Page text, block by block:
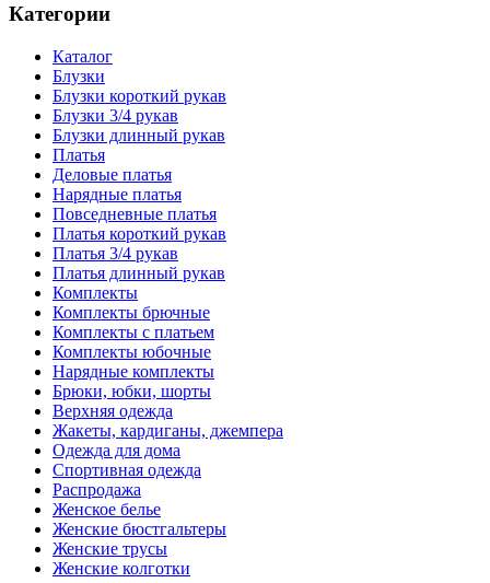
Категории
Каталог
Блузки
Блузки короткий рукав
Блузки 3/4 рукав
Блузки длинный рукав
Платья
Деловые платья
Нарядные платья
Повседневные платья
Платья короткий рукав
Платья 3/4 рукав
Платья длинный рукав
Комплекты
Комплекты брючные
Комплекты с платьем
Комплекты юбочные
Нарядные комплекты
Брюки, юбки, шорты
Верхняя одежда
Жакеты, кардиганы, джемпера
Одежда для дома
Спортивная одежда
Распродажа
Женское белье
Женские бюстгальтеры
Женские трусы
Женские колготки